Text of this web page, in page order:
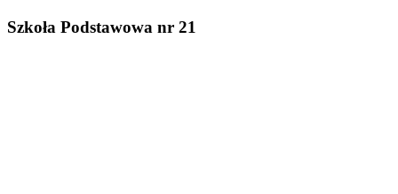
Szkoła Podstawowa nr 21